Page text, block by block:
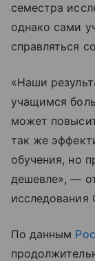
семестра
однако сами
справляться
«Наши
учащимся
может
так же
обучения, но
дешевле», —
исследования
По данным